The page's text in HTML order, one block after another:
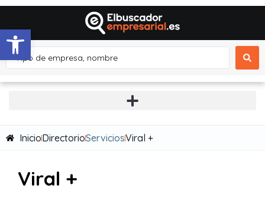
Abrir barra de herramientas
InicioDirectorioServiciosViral +
Viral +